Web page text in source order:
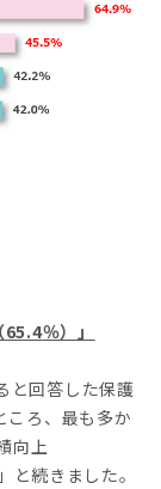
65.4％）」
と回答した保護
ころ、最も多か
向上
と続きました。